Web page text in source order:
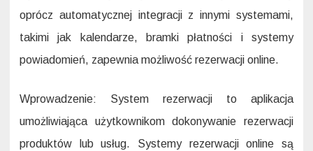
oprócz automatycznej integracji z innymi systemami,
takimi jak kalendarze, bramki płatności i systemy
powiadomień, zapewnia możliwość rezerwacji online.
Wprowadzenie: System rezerwacji to aplikacja
umożliwiająca użytkownikom dokonywanie rezerwacji
produktów lub usług. Systemy rezerwacji online są